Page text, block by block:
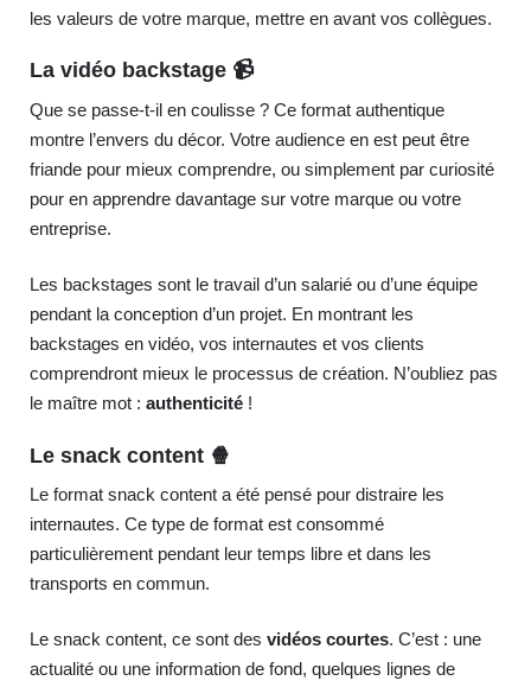
les valeurs de votre marque, mettre en avant vos collègues.
La vidéo backstage 📹
Que se passe-t-il en coulisse ? Ce format authentique
montre l’envers du décor. Votre audience en est peut être
friande pour mieux comprendre, ou simplement par curiosité
pour en apprendre davantage sur votre marque ou votre
entreprise.
Les backstages sont le travail d’un salarié ou d’une équipe
pendant la conception d’un projet. En montrant les
backstages en vidéo, vos internautes et vos clients
comprendront mieux le processus de création. N’oubliez pas
le maître mot : authenticité !
Le snack content 🍿
Le format snack content a été pensé pour distraire les
internautes. Ce type de format est consommé
particulièrement pendant leur temps libre et dans les
transports en commun.
Le snack content, ce sont des vidéos courtes. C’est : une
actualité ou une information de fond, quelques lignes de